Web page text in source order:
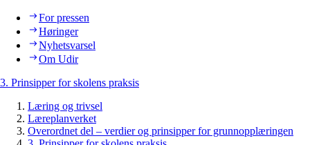
For pressen
Høringer
Nyhetsvarsel
Om Udir
3. Prinsipper for skolens praksis
Læring og trivsel
Læreplanverket
Overordnet del – verdier og prinsipper for grunnopplæringen